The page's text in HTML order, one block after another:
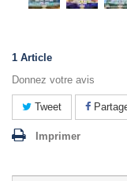
1 Article
Donnez votre avis
Tweet
Imprimer